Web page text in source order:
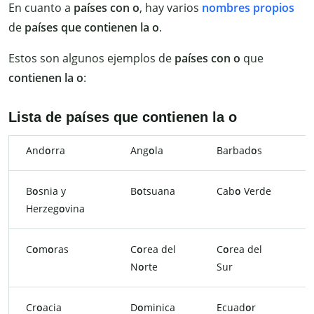
En cuanto a países con o, hay varios nombres propios
de países que contienen la o.
Estos son algunos ejemplos de países con o que
contienen la o:
Lista de países que contienen la o
Andorra Angola Barbados
Bosnia y
Herzegovina
Botsuana Cabo Verde
Comoras Corea del
Norte
Corea del
Sur
Croacia Dominica Ecuador